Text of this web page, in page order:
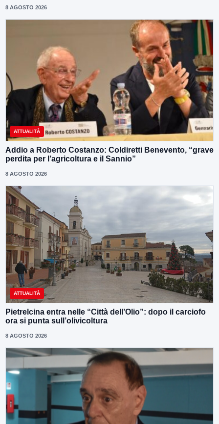
8 AGOSTO 2026
ATTUALITÀ
Addio a Roberto Costanzo: Coldiretti Benevento, “grave
perdita per l’agricoltura e il Sannio”
8 AGOSTO 2026
ATTUALITÀ
Pietrelcina entra nelle “Città dell’Olio”: dopo il carciofo
ora si punta sull’olivicoltura
8 AGOSTO 2026